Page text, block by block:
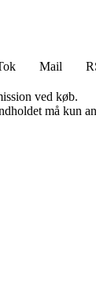
Mail
ved køb.
må kun